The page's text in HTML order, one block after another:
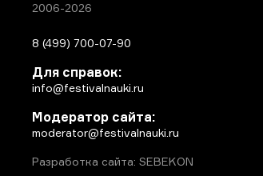
2006-2026
8 (499) 700-07-90
Для справок:
info@festivalnauki.ru
Модератор сайта:
moderator@festivalnauki.ru
Разработка сайта: SEBEKON